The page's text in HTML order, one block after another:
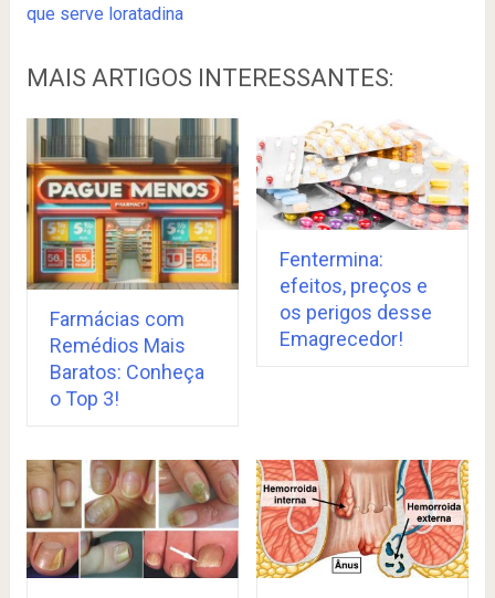
que serve loratadina
MAIS ARTIGOS INTERESSANTES:
Farmácias com
Remédios Mais
Baratos: Conheça
o Top 3!
Fentermina:
efeitos, preços e
os perigos desse
Emagrecedor!